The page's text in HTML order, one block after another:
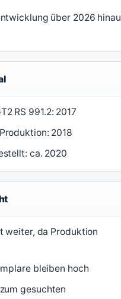
über 2026
RS 991.2: 2017
2018
ca. 2020
weiter, da Produktion
bleiben hoch
gesuchten